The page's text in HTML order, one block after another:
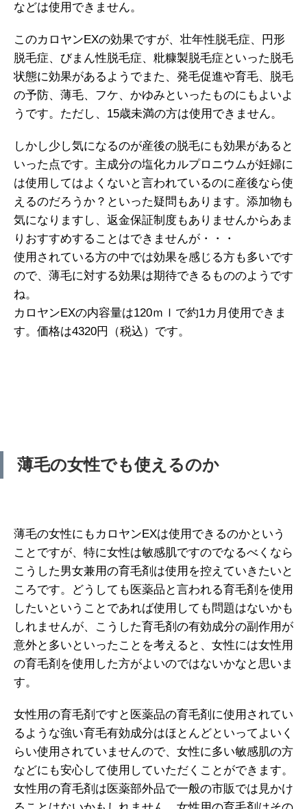
などは使用できません。
このカロヤンEXの効果ですが、壮年性脱毛症、円形
脱毛症、びまん性脱毛症、粃糠製脱毛症といった脱毛
状態に効果があるようでまた、発毛促進や育毛、脱毛
の予防、薄毛、フケ、かゆみといったものにもよいよ
うです。ただし、15歳未満の方は使用できません。
しかし少し気になるのが産後の脱毛にも効果があると
いった点です。主成分の塩化カルプロニウムが妊婦に
は使用してはよくないと言われているのに産後なら使
えるのだろうか？といった疑問もあります。添加物も
気になりますし、返金保証制度もありませんからあま
りおすすめすることはできませんが・・・
使用されている方の中では効果を感じる方も多いです
ので、薄毛に対する効果は期待できるもののようです
ね。
カロヤンEXの内容量は120ｍｌで約1カ月使用できま
す。価格は4320円（税込）です。
薄毛の女性でも使えるのか
薄毛の女性にもカロヤンEXは使用できるのかという
ことですが、特に女性は敏感肌ですのでなるべくなら
こうした男女兼用の育毛剤は使用を控えていきたいと
ころです。どうしても医薬品と言われる育毛剤を使用
したいということであれば使用しても問題はないかも
しれませんが、こうした育毛剤の有効成分の副作用が
意外と多いといったことを考えると、女性には女性用
の育毛剤を使用した方がよいのではないかなと思いま
す。
女性用の育毛剤ですと医薬品の育毛剤に使用されてい
るような強い育毛有効成分はほとんどといってよいく
らい使用されていませんので、女性に多い敏感肌の方
などにも安心して使用していただくことができます。
女性用の育毛剤は医薬部外品で一般の市販では見かけ